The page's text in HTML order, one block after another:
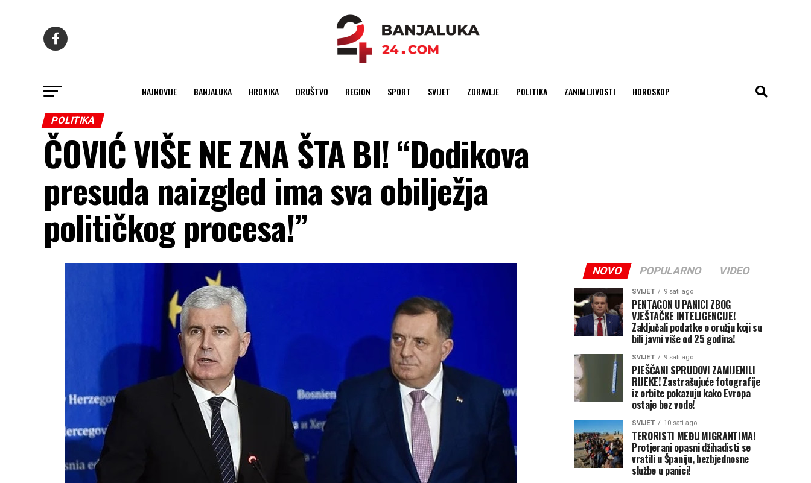
NAJNOVIJE BANJALUKA HRONIKA DRUŠTVO REGION SPORT SVIJET ZDRAVLJE POLITIKA ZANIMLJIVOSTI HOROSKOP
POLITIKA
ČOVIĆ VIŠE NE ZNA ŠTA BI! “Dodikova
presuda naizgled ima sva obilježja
političkog procesa!”
NOVO POPULARNO VIDEO
SVIJET 9 sati ago
PENTAGON U PANICI ZBOG
VJEŠTAČKE INTELIGENCIJE!
Zaključali podatke o oružju koji su
bili javni više od 25 godina!
SVIJET 9 sati ago
PJEŠČANI SPRUDOVI ZAMIJENILI
RIJEKE! Zastrašujuće fotografije
iz orbite pokazuju kako Evropa
ostaje bez vode!
SVIJET 10 sati ago
TERORISTI MEĐU MIGRANTIMA!
Protjerani opasni džihadisti se
vratili u Španiju, bezbjednosne
službe u panici!